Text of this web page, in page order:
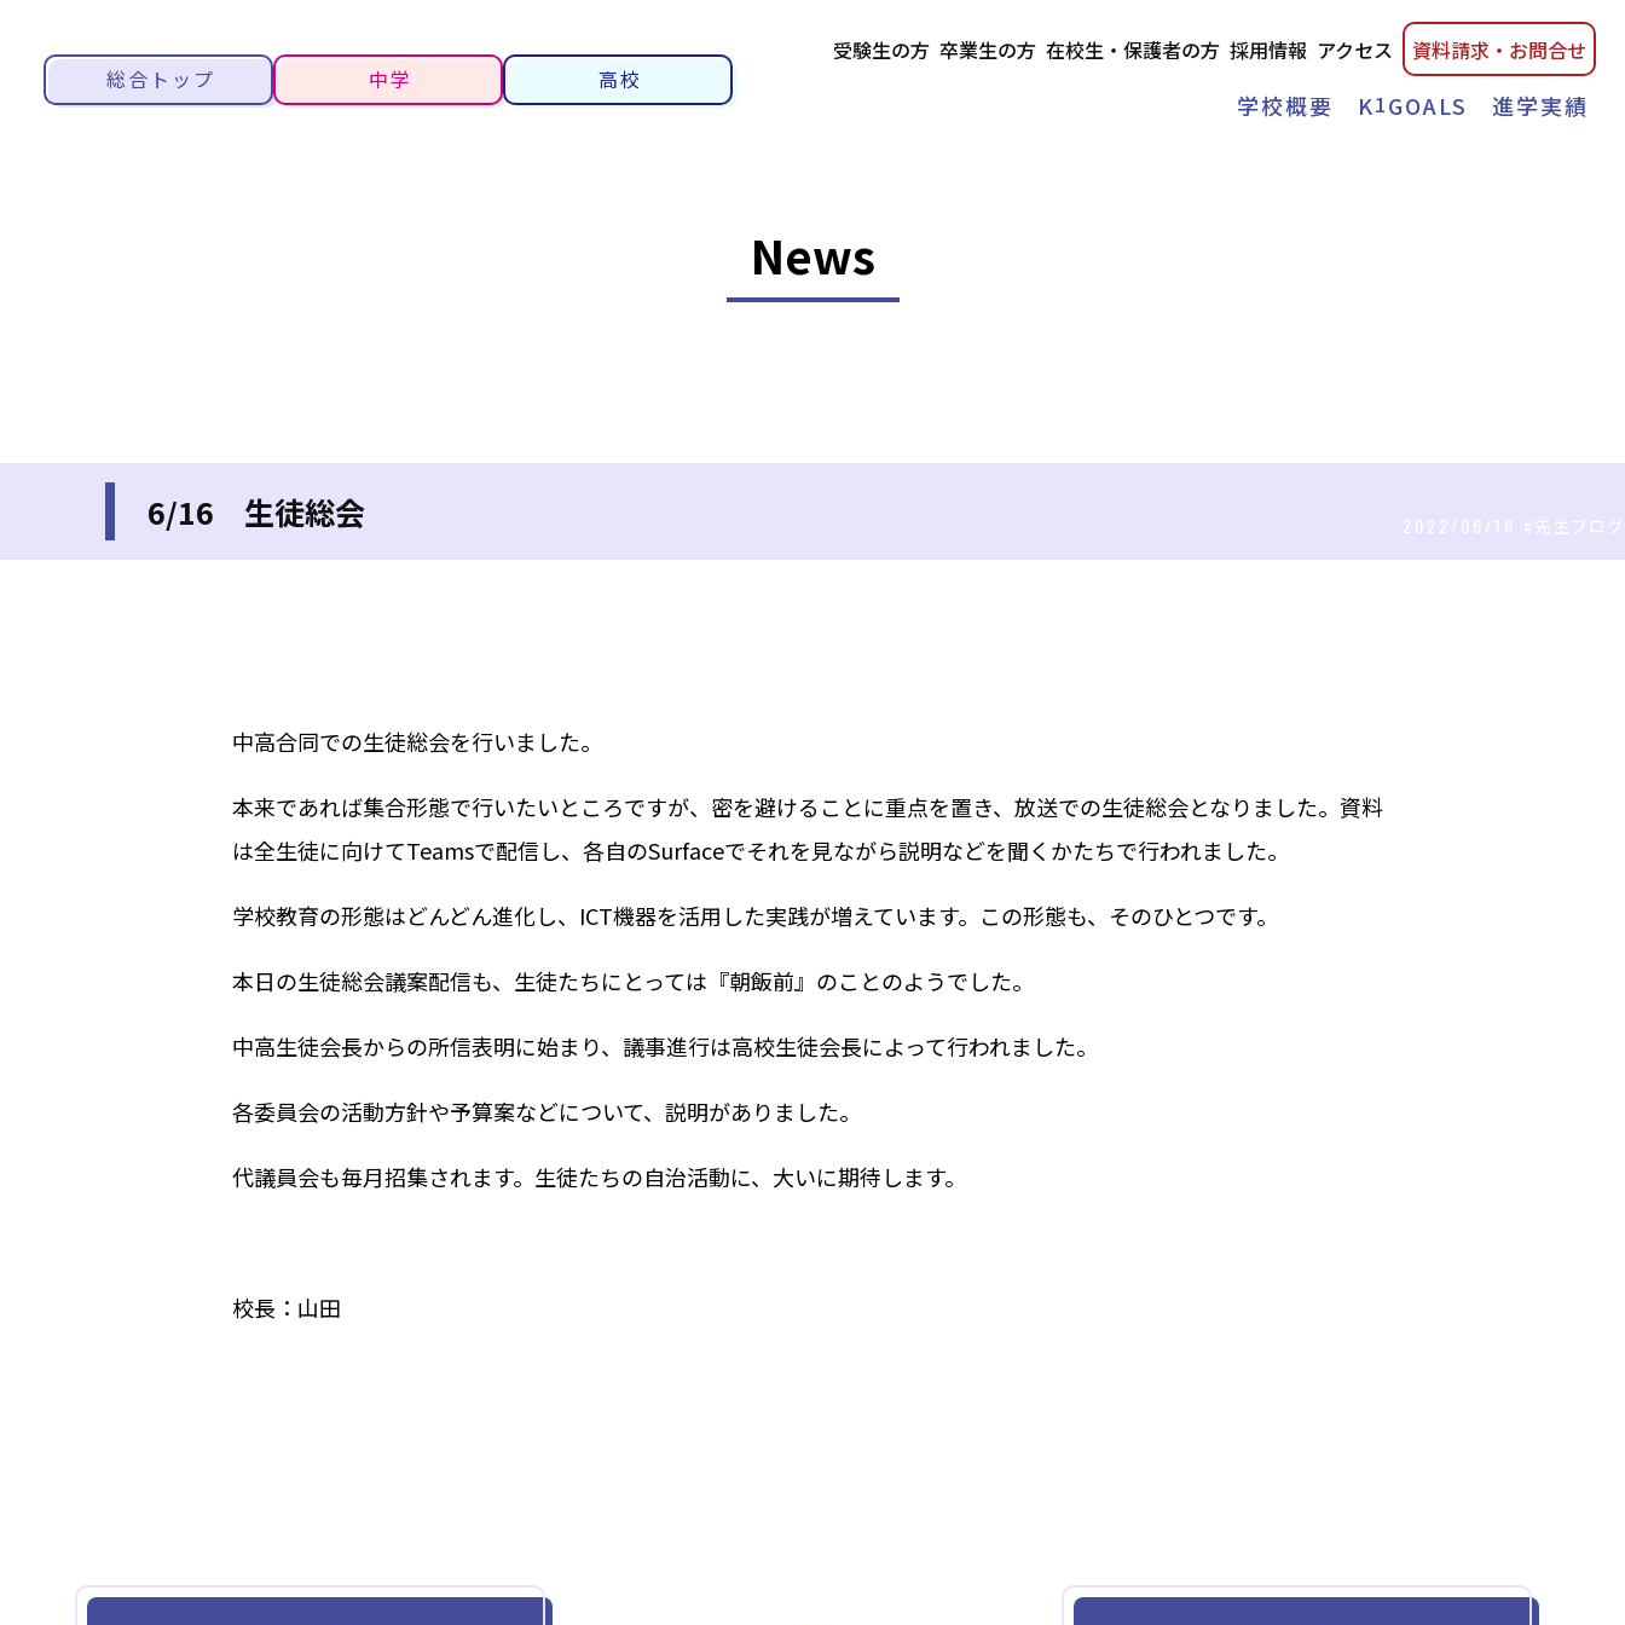
総合トップ 中学 高校
受験生の方 卒業生の方 在校生・保護者の方 採用情報 アクセス 資料請求・ お問合せ
学校概要 K1GOALS 進学実績
News
6/16 生徒総会 2022/06/16 #先生ブログ
中高合同での生徒総会を行いました。
本来であれば集合形態で行いたいところですが、密を避けることに重点を置き、放送での生徒総会となりました。資料
は全生徒に向けてTeamsで配信し、各自のSurfaceでそれを見ながら説明などを聞くかたちで行われました。
学校教育の形態はどんどん進化し、ICT機器を活用した実践が増えています。この形態も、そのひとつです。
本日の生徒総会議案配信も、生徒たちにとっては『朝飯前』のことのようでした。
中高生徒会長からの所信表明に始まり、議事進行は高校生徒会長によって行われました。
各委員会の活動方針や予算案などについて、説明がありました。
代議員会も毎月招集されます。生徒たちの自治活動に、大いに期待します。
校長：山田